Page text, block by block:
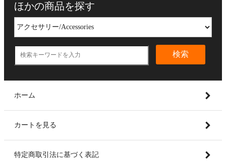
ほかの商品を探す
検索
ホーム
カートを見る
特定商取引法に基づく表記